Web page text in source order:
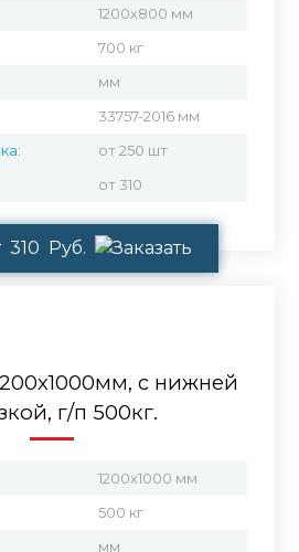
1200х800 мм
700 кг
мм
33757-2016 мм
от 250 шт
от 310
310 Руб.
с нижней
г/п 500кг.
1200x1000 мм
500 кг
мм